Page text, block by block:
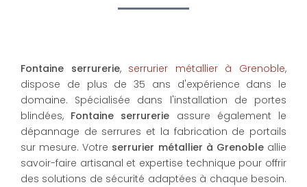
Fontaine serrurerie, serrurier métallier à Grenoble,
dispose de plus de 35 ans d'expérience dans le
domaine. Spécialisée dans l'installation de portes
blindées, Fontaine serrurerie assure également le
dépannage de serrures et la fabrication de portails
sur mesure. Votre serrurier métallier à Grenobleallie
savoir-faire artisanal et expertise technique pour offrir
des solutions de sécurité adaptées à chaque besoin.